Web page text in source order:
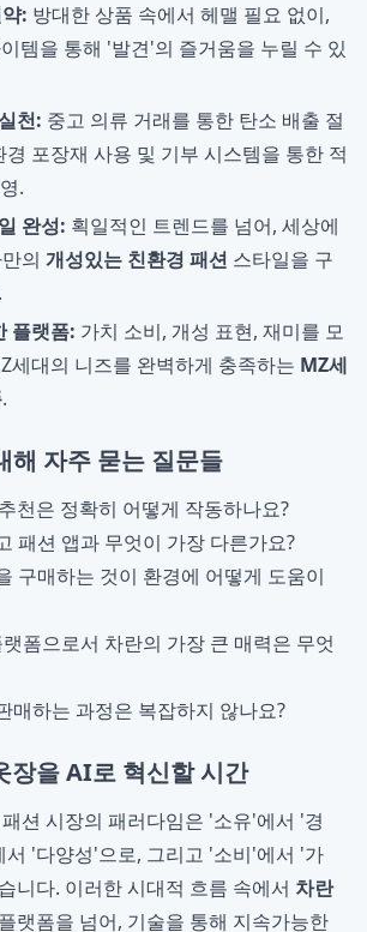
: 방대한 상품 속에서 헤맬 필요 없이,
템을 통해 '발견'의 즐거움을 누릴 수 있
천: 중고 의류 거래를 통한 탄소 배출 절
경 포장재 사용 및 기부 시스템을 통한 적
.
완성: 획일적인 트렌드를 넘어, 세상에
의 개성있는 친환경 패션 스타일을 구
플랫폼: 가치 소비, 개성 표현, 재미를 모
세대의 니즈를 완벽하게 충족하는 MZ세
.
해 자주 묻는 질문들
천은 정확히 어떻게 작동하나요?
패션 앱과 무엇이 가장 다른가요?
구매하는 것이 환경에 어떻게 도움이
폼으로서 차란의 가장 큰 매력은 무엇
매하는 과정은 복잡하지 않나요?
장을 AI로 혁신할 시간
션 시장의 패러다임은 '소유'에서 '경
'다양성'으로, 그리고 '소비'에서 '가
니다. 이러한 시대적 흐름 속에서 차란
랫폼을 넘어, 기술을 통해 지속가능한